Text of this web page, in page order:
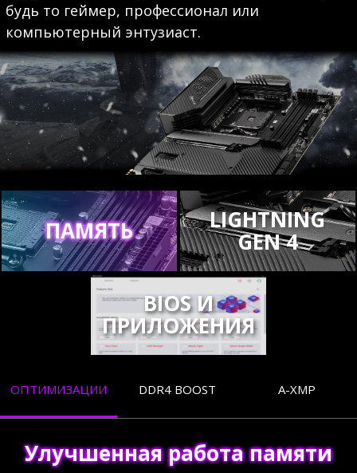
будь то геймер, профессионал или
компьютерный энтузиаст.
ПАМЯТЬ LIGHTNING
GEN 4
BIOS И
ПРИЛОЖЕНИЯ
ОПТИМИЗАЦИИ DDR4 BOOST A-XMP
Улучшенная работа памяти